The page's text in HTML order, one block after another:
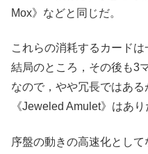
Mox》などと同じだ。
これらの消耗するカードは
結局のところ，その後も3
なので，やや冗長ではあ
《Jeweled Amulet》はあり
序盤の動きの高速化とし